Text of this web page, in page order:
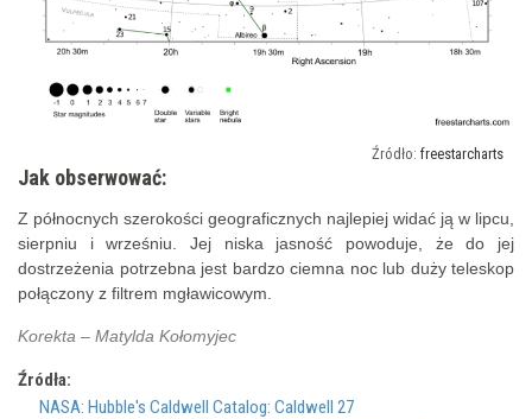
freestarcharts
Jak obserwować:
Z północnych szerokości geograficznych najlepiej widać ją w lipcu,
sierpniu i wrześniu. Jej niska jasność powoduje, że ​​do jej
dostrzeżenia potrzebna jest bardzo ciemna noc lub duży teleskop
połączony z filtrem mgławicowym.
Korekta – Matylda Kołomyjec
Źródła:
NASA: Hubble's Caldwell Catalog: Caldwell 27